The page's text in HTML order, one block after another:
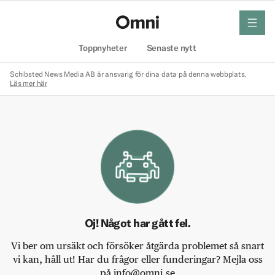
Toppnyheter Senaste nytt
meny
Schibsted News Media AB är ansvarig för dina data på denna webbplats.
Läs mer här
Oj! Något har gått fel.
Vi ber om ursäkt och försöker åtgärda problemet så snart
vi kan, håll ut! Har du frågor eller funderingar? Mejla oss